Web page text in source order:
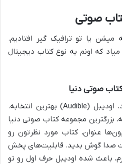
صوتی
یا تو ترافیک گیر افتادیم.
که اونم یه نوع کتاب دیجیتال
اگه عاشق کتاب صوتی هستید، اودیبل (Audible) بهترین انتخابه.
بزرگترین مجموعه کتاب صوتی دنیا
عنوان، کتاب مورد نظرتون رو
صدا گوش بدید. قابلیت‌های پخش
باعث شده اودیبل حرف اول رو تو